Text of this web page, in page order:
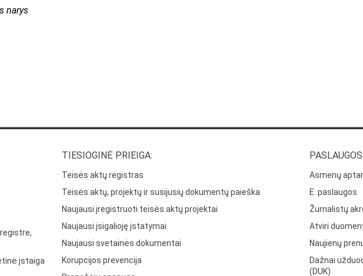
narys
įstaiga
TIESIOGINĖ PRIEIGA:
Teisės aktų registras
Teisės aktų, projektų ir susijusių dokumentų paieška
Naujausi įregistruoti teisės aktų projektai
Naujausi įsigalioję įstatymai
Naujausi svetainės dokumentai
Korupcijos prevencija
PASLAUGOS:
Asmenų
E. paslaugos
Žurnalistų
Atviri
Naujienų
Dažnai
(DUK)